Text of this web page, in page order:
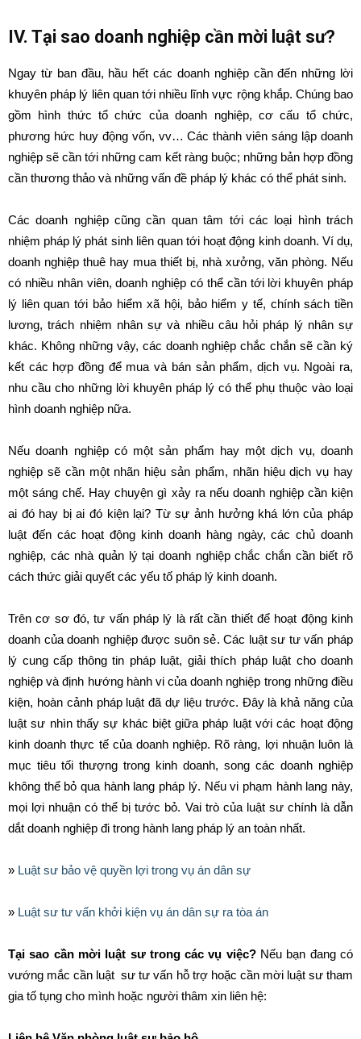
IV. Tại sao doanh nghiệp cần mời luật sư?
Ngay từ ban đầu, hầu hết các doanh nghiệp cần đến những lời
khuyên pháp lý liên quan tới nhiều lĩnh vực rộng khắp. Chúng bao
gồm hình thức tổ chức của doanh nghiệp, cơ cấu tổ chức,
phương hức huy động vốn, vv… Các thành viên sáng lập doanh
nghiệp sẽ cần tới những cam kết ràng buộc; những bản hợp đồng
cần thương thảo và những vấn đề pháp lý khác có thể phát sinh.
Các doanh nghiệp cũng cần quan tâm tới các loại hình trách
nhiệm pháp lý phát sinh liên quan tới hoạt động kinh doanh. Ví dụ,
doanh nghiệp thuê hay mua thiết bị, nhà xưởng, văn phòng. Nếu
có nhiều nhân viên, doanh nghiệp có thể cần tới lời khuyên pháp
lý liên quan tới bảo hiểm xã hội, bảo hiểm y tế, chính sách tiền
lương, trách nhiệm nhân sự và nhiều câu hỏi pháp lý nhân sự
khác. Không những vậy, các doanh nghiệp chắc chắn sẽ cần ký
kết các hợp đồng để mua và bán sản phẩm, dịch vụ. Ngoài ra,
nhu cầu cho những lời khuyên pháp lý có thể phụ thuộc vào loại
hình doanh nghiệp nữa.
Nếu doanh nghiệp có một sản phẩm hay một dịch vụ, doanh
nghiệp sẽ cần một nhãn hiệu sản phẩm, nhãn hiệu dịch vụ hay
một sáng chế. Hay chuyện gì xảy ra nếu doanh nghiệp cần kiện
ai đó hay bị ai đó kiện lại? Từ sự ảnh hưởng khá lớn của pháp
luật đến các hoạt động kinh doanh hàng ngày, các chủ doanh
nghiệp, các nhà quản lý tại doanh nghiệp chắc chắn cần biết rõ
cách thức giải quyết các yếu tố pháp lý kinh doanh.
Trên cơ sơ đó, tư vấn pháp lý là rất cần thiết để hoạt động kinh
doanh của doanh nghiệp được suôn sẻ. Các luật sư tư vấn pháp
lý cung cấp thông tin pháp luật, giải thích pháp luật cho doanh
nghiệp và định hướng hành vi của doanh nghiệp trong những điều
kiện, hoàn cảnh pháp luật đã dự liệu trước. Đây là khả năng của
luật sư nhìn thấy sự khác biệt giữa pháp luật với các hoạt động
kinh doanh thực tế của doanh nghiệp. Rõ ràng, lợi nhuận luôn là
mục tiêu tối thượng trong kinh doanh, song các doanh nghiệp
không thể bỏ qua hành lang pháp lý. Nếu vi phạm hành lang này,
mọi lợi nhuận có thể bị tước bỏ. Vai trò của luật sư chính là dẫn
dắt doanh nghiệp đi trong hành lang pháp lý an toàn nhất.
» Luật sư bảo vệ quyền lợi trong vụ án dân sự
» Luật sư tư vấn khởi kiện vụ án dân sự ra tòa án
Tại sao cần mời luật sư trong các vụ việc?Nếu bạn đang có
vướng mắc cần luật sư tư vấn hỗ trợ hoặc cần mời luật sư tham
gia tố tụng cho mình hoặc người thâm xin liên hệ: